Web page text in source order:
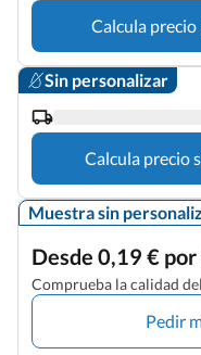
Calcula
Sin personalizar
Calcula precio
Muestra sin
Desde 0,19 € por
Comprueba la calidad
Pedir